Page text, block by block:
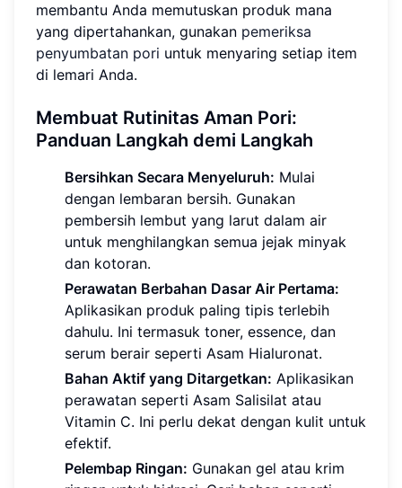
membantu Anda memutuskan produk mana
yang dipertahankan, gunakan pemeriksa
penyumbatan pori untuk menyaring setiap item
di lemari Anda.
Membuat Rutinitas Aman Pori:
Panduan Langkah demi Langkah
Bersihkan Secara Menyeluruh: Mulai
dengan lembaran bersih. Gunakan
pembersih lembut yang larut dalam air
untuk menghilangkan semua jejak minyak
dan kotoran.
Perawatan Berbahan Dasar Air Pertama:
Aplikasikan produk paling tipis terlebih
dahulu. Ini termasuk toner, essence, dan
serum berair seperti Asam Hialuronat.
Bahan Aktif yang Ditargetkan: Aplikasikan
perawatan seperti Asam Salisilat atau
Vitamin C. Ini perlu dekat dengan kulit untuk
efektif.
Pelembap Ringan: Gunakan gel atau krim